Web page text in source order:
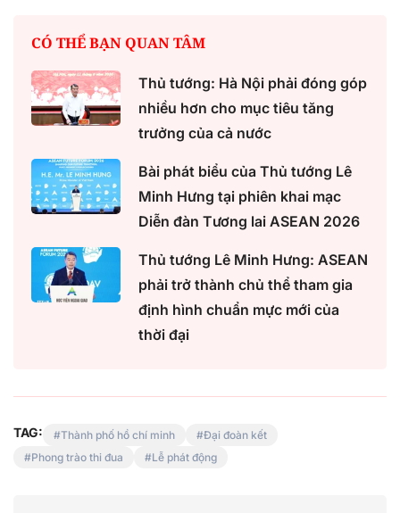
CÓ THỂ BẠN QUAN TÂM
Thủ tướng: Hà Nội phải đóng góp
nhiều hơn cho mục tiêu tăng
trưởng của cả nước
Bài phát biểu của Thủ tướng Lê
Minh Hưng tại phiên khai mạc
Diễn đàn Tương lai ASEAN 2026
Thủ tướng Lê Minh Hưng: ASEAN
phải trở thành chủ thể tham gia
định hình chuẩn mực mới của
thời đại
TAG: Thành phố hồ chí minh
Đại đoàn kết
Phong trào thi đua
Lễ phát động